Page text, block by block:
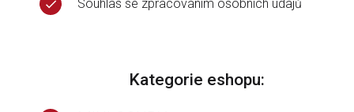
Souhlas se zpracováním osobních údajů
Kategorie eshopu: